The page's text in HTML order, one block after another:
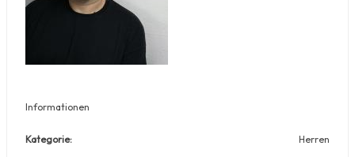
Informationen
Kategorie: Herren